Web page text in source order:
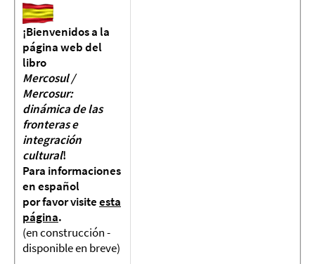
¡Bienvenidos a la
página web del
libro
Mercosul /
Mercosur:
dinámica de las
fronteras e
integración
cultural!
Para informaciones
en español
por favor visiteesta
página.
(en construcción -
disponible en breve)